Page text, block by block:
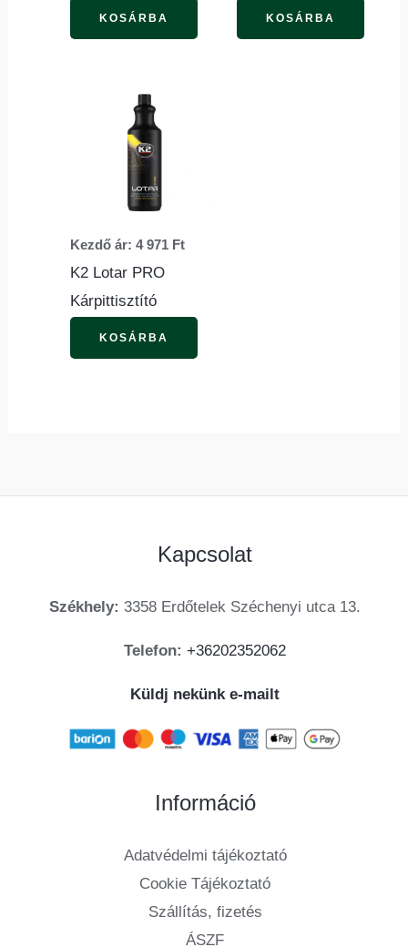
KOSÁRBA KOSÁRBA
Kezdő ár:4 971 Ft
K2 Lotar PRO
Kárpittisztító
KOSÁRBA
Kapcsolat
Székhely: 3358 Erdőtelek Széchenyi utca 13.
Telefon: +36202352062
Küldj nekünk e-mailt
Információ
Adatvédelmi tájékoztató
Cookie Tájékoztató
Szállítás, fizetés
ÁSZF